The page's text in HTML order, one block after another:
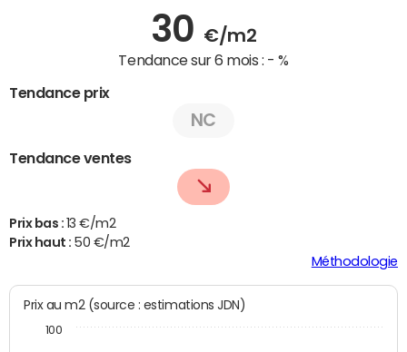
30 €/m2
Tendance sur 6 mois : - %
Tendance prix
NC
Tendance ventes
Prix bas : 13 €/m2
Prix haut : 50 €/m2
Méthodologie
Prix au m2 (source : estimations JDN)
100